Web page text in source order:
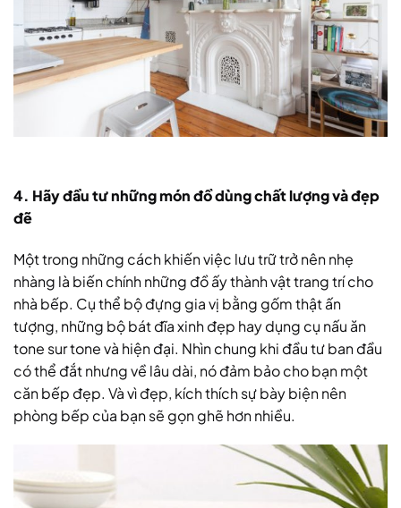
4. Hãy đầu tư những món đồ dùng chất lượng và đẹp
đẽ
Một trong những cách khiến việc lưu trữ trở nên nhẹ
nhàng là biến chính những đồ ấy thành vật trang trí cho
nhà bếp. Cụ thể bộ đựng gia vị bằng gốm thật ấn
tượng, những bộ bát đĩa xinh đẹp hay dụng cụ nấu ăn
tone sur tone và hiện đại. Nhìn chung khi đầu tư ban đầu
có thể đắt nhưng về lâu dài, nó đảm bảo cho bạn một
căn bếp đẹp. Và vì đẹp, kích thích sự bày biện nên
phòng bếp của bạn sẽ gọn ghẽ hơn nhiều.